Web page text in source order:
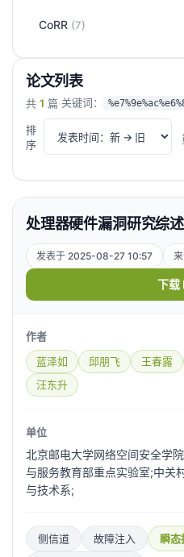
CoRR (7)
论文列表
共 1 篇·关键词：
排
序
处理器硬件漏洞研究综述
发表于 2025-08-27 10:57
下载
作者
蓝泽如
邱朋飞 王春露
汪东升
单位
北京邮电大学网络空间安全学
与服务教育部重点实验室;中关
与技术系;
侧信道 故障注入 瞬态